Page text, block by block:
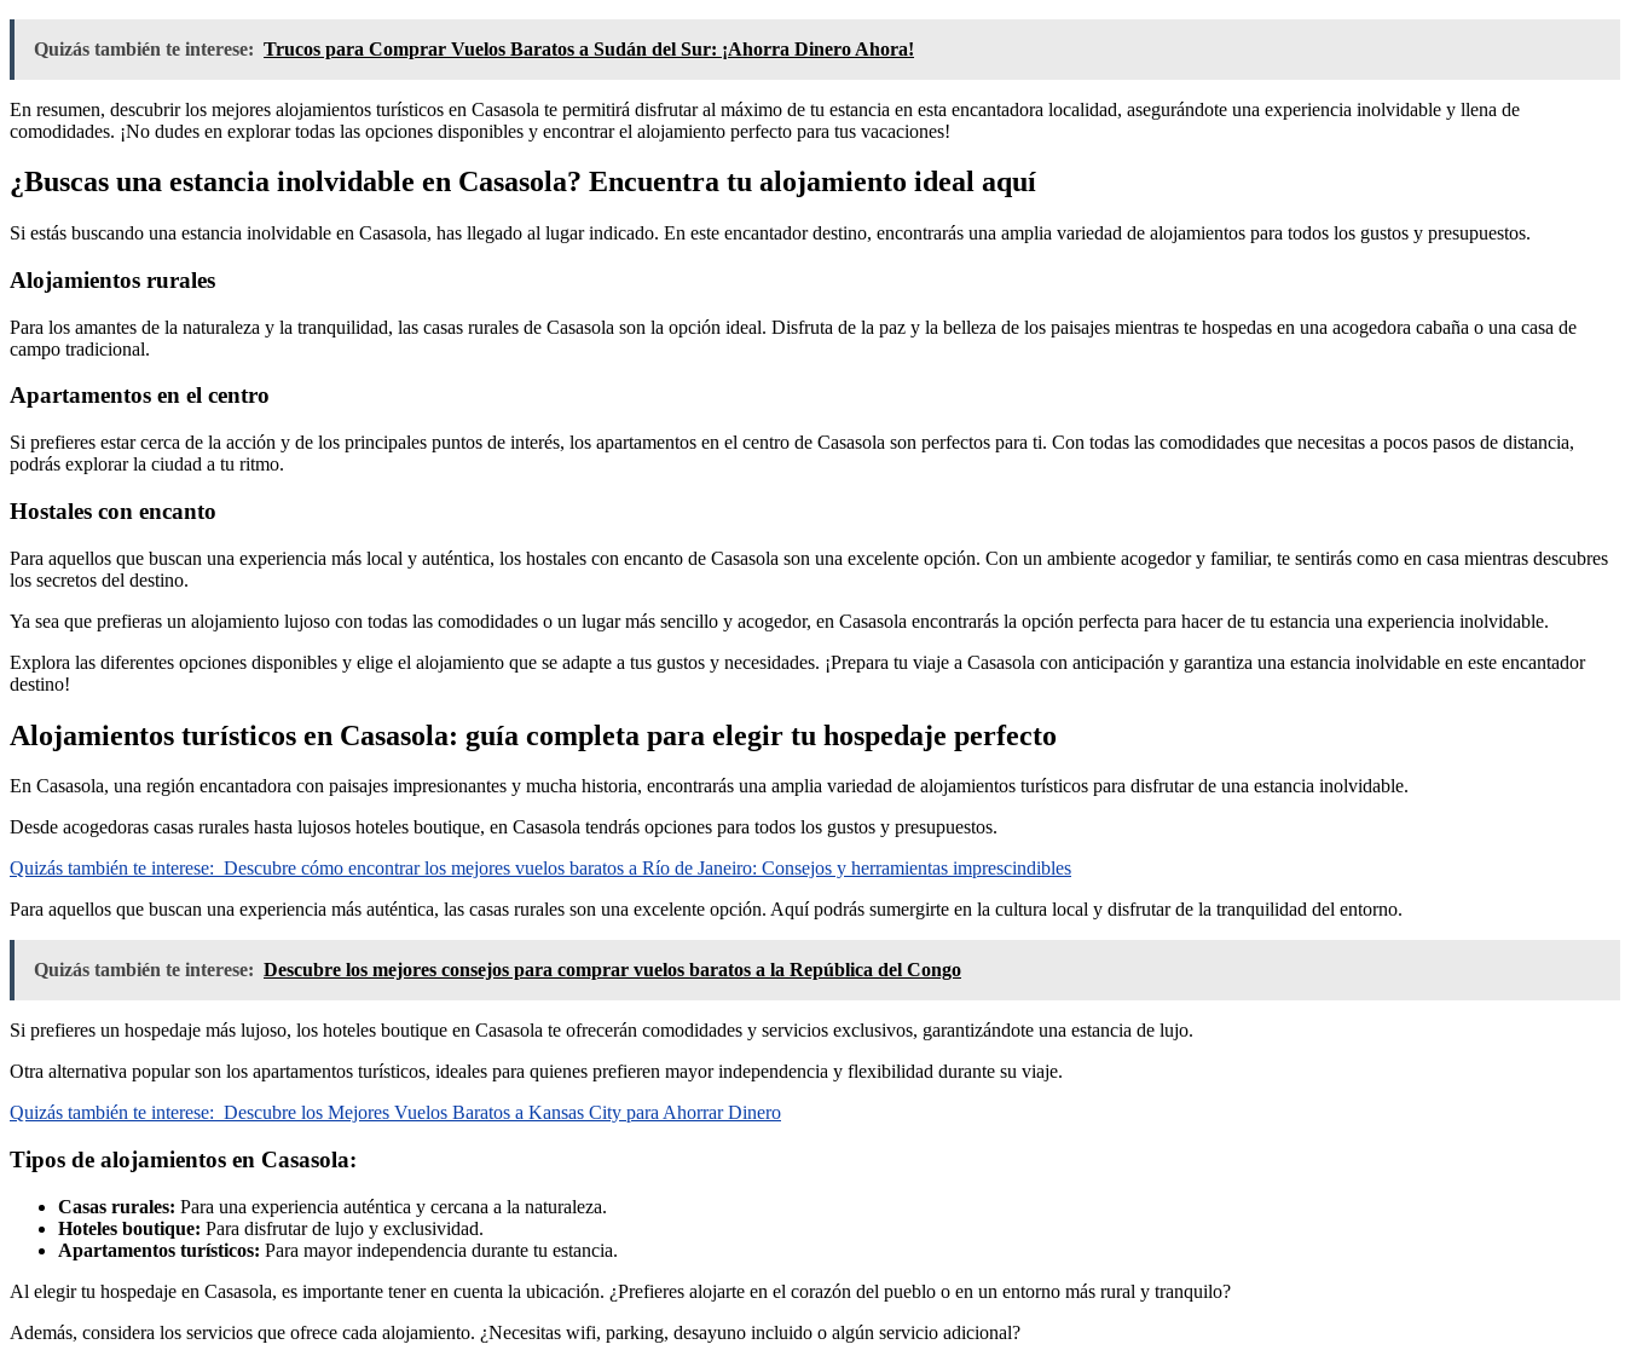
Quizás también te interese: Trucos para Comprar Vuelos Baratos a Sudán del Sur: ¡Ahorra Dinero Ahora!
En resumen, descubrir los mejores alojamientos turísticos en Casasola te permitirá disfrutar al máximo de tu estancia en esta encantadora localidad, asegurándote una experiencia inolvidable y llena de
comodidades. ¡No dudes en explorar todas las opciones disponibles y encontrar el alojamiento perfecto para tus vacaciones!
¿Buscas una estancia inolvidable en Casasola? Encuentra tu alojamiento ideal aquí
Si estás buscando una estancia inolvidable en Casasola, has llegado al lugar indicado. En este encantador destino, encontrarás una amplia variedad de alojamientos para todos los gustos y presupuestos.
Alojamientos rurales
Para los amantes de la naturaleza y la tranquilidad, las casas rurales de Casasola son la opción ideal. Disfruta de la paz y la belleza de los paisajes mientras te hospedas en una acogedora cabaña o una casa de
campo tradicional.
Apartamentos en el centro
Si prefieres estar cerca de la acción y de los principales puntos de interés, los apartamentos en el centro de Casasola son perfectos para ti. Con todas las comodidades que necesitas a pocos pasos de distancia,
podrás explorar la ciudad a tu ritmo.
Hostales con encanto
Para aquellos que buscan una experiencia más local y auténtica, los hostales con encanto de Casasola son una excelente opción. Con un ambiente acogedor y familiar, te sentirás como en casa mientras descubres
los secretos del destino.
Ya sea que prefieras un alojamiento lujoso con todas las comodidades o un lugar más sencillo y acogedor, en Casasola encontrarás la opción perfecta para hacer de tu estancia una experiencia inolvidable.
Explora las diferentes opciones disponibles y elige el alojamiento que se adapte a tus gustos y necesidades. ¡Prepara tu viaje a Casasola con anticipación y garantiza una estancia inolvidable en este encantador
destino!
Alojamientos turísticos en Casasola: guía completa para elegir tu hospedaje perfecto
En Casasola, una región encantadora con paisajes impresionantes y mucha historia, encontrarás una amplia variedad de alojamientos turísticos para disfrutar de una estancia inolvidable.
Desde acogedoras casas rurales hasta lujosos hoteles boutique, en Casasola tendrás opciones para todos los gustos y presupuestos.
Quizás también te interese: Descubre cómo encontrar los mejores vuelos baratos a Río de Janeiro: Consejos y herramientas imprescindibles
Para aquellos que buscan una experiencia más auténtica, las casas rurales son una excelente opción. Aquí podrás sumergirte en la cultura local y disfrutar de la tranquilidad del entorno.
Quizás también te interese: Descubre los mejores consejos para comprar vuelos baratos a la República del Congo
Si prefieres un hospedaje más lujoso, los hoteles boutique en Casasola te ofrecerán comodidades y servicios exclusivos, garantizándote una estancia de lujo.
Otra alternativa popular son los apartamentos turísticos, ideales para quienes prefieren mayor independencia y flexibilidad durante su viaje.
Quizás también te interese: Descubre los Mejores Vuelos Baratos a Kansas City para Ahorrar Dinero
Tipos de alojamientos en Casasola:
Casas rurales: Para una experiencia auténtica y cercana a la naturaleza.
Hoteles boutique: Para disfrutar de lujo y exclusividad.
Apartamentos turísticos: Para mayor independencia durante tu estancia.
Al elegir tu hospedaje en Casasola, es importante tener en cuenta la ubicación. ¿Prefieres alojarte en el corazón del pueblo o en un entorno más rural y tranquilo?
Además, considera los servicios que ofrece cada alojamiento. ¿Necesitas wifi, parking, desayuno incluido o algún servicio adicional?